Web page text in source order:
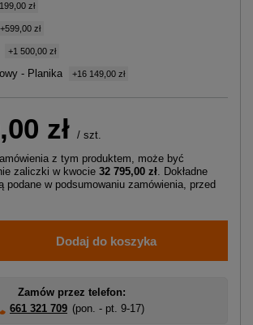
zł
+599,00 zł
+1 500,00 zł
- Planika +16 149,00 zł
zł / szt.
z tym produktem, może być
zaliczki w kwocie 32 795,00 zł. Dokładne
podane w podsumowaniu zamówienia, przed
Dodaj do koszyka
Zamów przez telefon:
661 321 709 (pon. - pt. 9-17)